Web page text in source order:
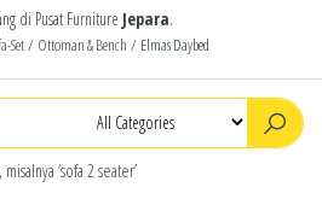
di Pusat Furniture Jepara.
Set/ Ottoman & Bench / Elmas Daybed
‘sofa 2 seater’